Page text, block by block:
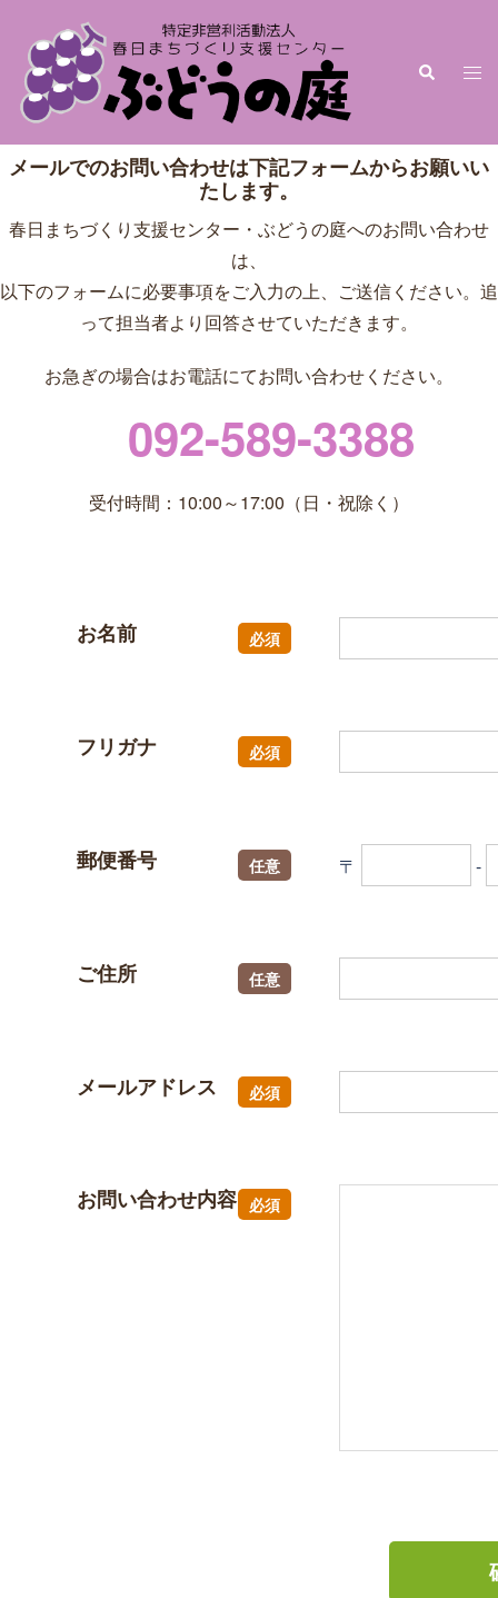
メールでのお問い合わせは下記フォームからお願いい
たします。
春日まちづくり支援センター・ぶどうの庭へのお問い合わせ
は、
以下のフォームに必要事項をご入力の上、ご送信ください。追
って担当者より回答させていただきます。
お急ぎの場合はお電話にてお問い合わせください。
092-589-3388
受付時間：10:00～17:00（日・祝除く）
お名前 必須
フリガナ 必須
郵便番号 任意 〒 -
ご住所 任意
メールアドレス 必須
お問い合わせ内容 必須